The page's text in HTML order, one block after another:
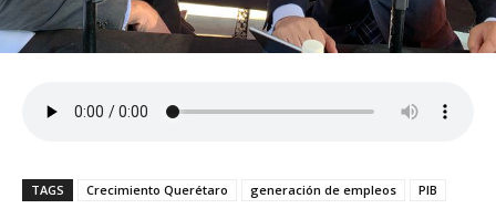
TAGS Crecimiento Querétaro generación de empleos PIB